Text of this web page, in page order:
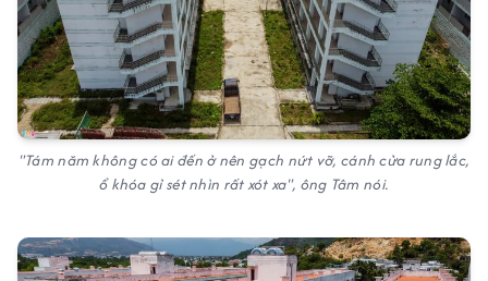
"Tám năm không có ai đến ở nên gạch nứt vỡ, cánh cửa rung lắc,
ổ khóa gỉ sét nhìn rất xót xa", ông Tâm nói.